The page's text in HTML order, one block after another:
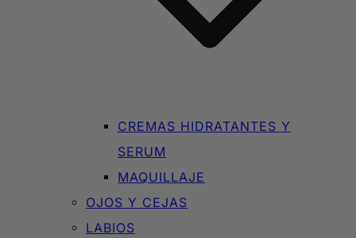
CREMAS HIDRATANTES Y
SERUM
MAQUILLAJE
OJOS Y CEJAS
LABIOS